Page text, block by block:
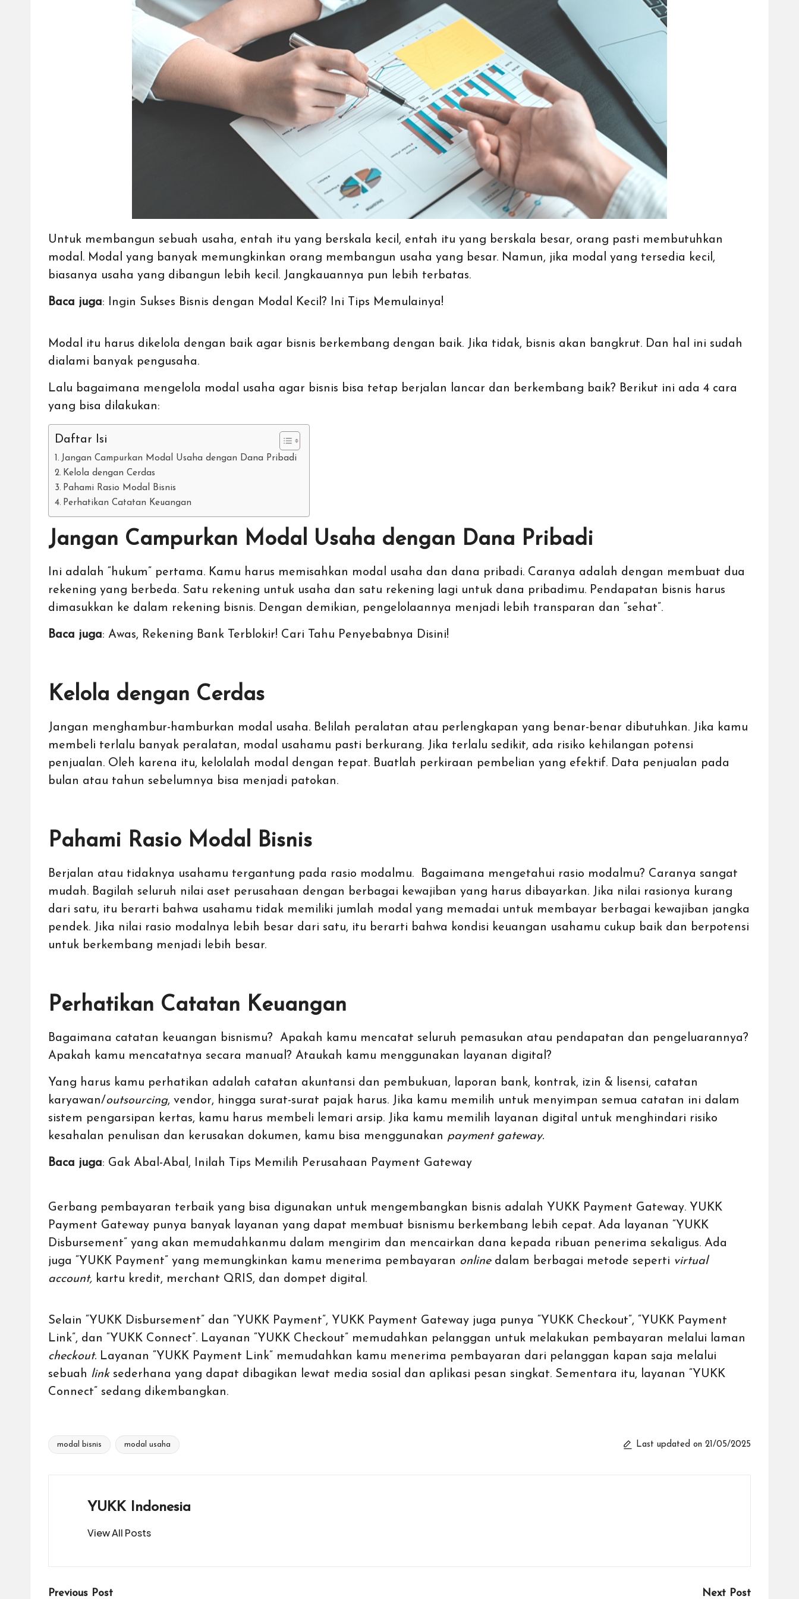
Untuk membangun sebuah usaha, entah itu yang berskala kecil, entah itu yang berskala besar, orang pasti membutuhkan
modal. Modal yang banyak memungkinkan orang membangun usaha yang besar. Namun, jika modal yang tersedia kecil,
biasanya usaha yang dibangun lebih kecil. Jangkauannya pun lebih terbatas.
Baca juga: Ingin Sukses Bisnis dengan Modal Kecil? Ini Tips Memulainya!
Modal itu harus dikelola dengan baik agar bisnis berkembang dengan baik. Jika tidak, bisnis akan bangkrut. Dan hal ini sudah
dialami banyak pengusaha.
Lalu bagaimana mengelola modal usaha agar bisnis bisa tetap berjalan lancar dan berkembang baik? Berikut ini ada 4 cara
yang bisa dilakukan:
Daftar Isi
Jangan Campurkan Modal Usaha dengan Dana Pribadi
Kelola dengan Cerdas
Pahami Rasio Modal Bisnis
Perhatikan Catatan Keuangan
Jangan Campurkan Modal Usaha dengan Dana Pribadi
Ini adalah “hukum” pertama. Kamu harus memisahkan modal usaha dan dana pribadi. Caranya adalah dengan membuat dua
rekening yang berbeda. Satu rekening untuk usaha dan satu rekening lagi untuk dana pribadimu. Pendapatan bisnis harus
dimasukkan ke dalam rekening bisnis. Dengan demikian, pengelolaannya menjadi lebih transparan dan “sehat”.
Baca juga: Awas, Rekening Bank Terblokir! Cari Tahu Penyebabnya Disini!
Kelola dengan Cerdas
Jangan menghambur-hamburkan modal usaha. Belilah peralatan atau perlengkapan yang benar-benar dibutuhkan. Jika kamu
membeli terlalu banyak peralatan, modal usahamu pasti berkurang. Jika terlalu sedikit, ada risiko kehilangan potensi
penjualan. Oleh karena itu, kelolalah modal dengan tepat. Buatlah perkiraan pembelian yang efektif. Data penjualan pada
bulan atau tahun sebelumnya bisa menjadi patokan.
Pahami Rasio Modal Bisnis
Berjalan atau tidaknya usahamu tergantung pada rasio modalmu. Bagaimana mengetahui rasio modalmu? Caranya sangat
mudah. Bagilah seluruh nilai aset perusahaan dengan berbagai kewajiban yang harus dibayarkan. Jika nilai rasionya kurang
dari satu, itu berarti bahwa usahamu tidak memiliki jumlah modal yang memadai untuk membayar berbagai kewajiban jangka
pendek. Jika nilai rasio modalnya lebih besar dari satu, itu berarti bahwa kondisi keuangan usahamu cukup baik dan berpotensi
untuk berkembang menjadi lebih besar.
Perhatikan Catatan Keuangan
Bagaimana catatan keuangan bisnismu? Apakah kamu mencatat seluruh pemasukan atau pendapatan dan pengeluarannya?
Apakah kamu mencatatnya secara manual? Ataukah kamu menggunakan layanan digital?
Yang harus kamu perhatikan adalah catatan akuntansi dan pembukuan, laporan bank, kontrak, izin & lisensi, catatan
karyawan/outsourcing, vendor, hingga surat-surat pajak harus. Jika kamu memilih untuk menyimpan semua catatan ini dalam
sistem pengarsipan kertas, kamu harus membeli lemari arsip. Jika kamu memilih layanan digital untuk menghindari risiko
kesahalan penulisan dan kerusakan dokumen, kamu bisa menggunakan payment gateway.
Baca juga: Gak Abal-Abal, Inilah Tips Memilih Perusahaan Payment Gateway
Gerbang pembayaran terbaik yang bisa digunakan untuk mengembangkan bisnis adalah YUKK Payment Gateway. YUKK
Payment Gateway punya banyak layanan yang dapat membuat bisnismu berkembang lebih cepat. Ada layanan “YUKK
Disbursement” yang akan memudahkanmu dalam mengirim dan mencairkan dana kepada ribuan penerima sekaligus. Ada
juga “YUKK Payment” yang memungkinkan kamu menerima pembayaran online dalam berbagai metode seperti virtual
account, kartu kredit, merchant QRIS, dan dompet digital .
Selain “YUKK Disbursement” dan “YUKK Payment”, YUKK Payment Gateway juga punya “YUKK Checkout”, “YUKK Payment
Link”, dan “YUKK Connect”. Layanan “YUKK Checkout” memudahkan pelanggan untuk melakukan pembayaran melalui laman
checkout. Layanan “YUKK Payment Link” memudahkan kamu menerima pembayaran dari pelanggan kapan saja melalui
sebuah link sederhana yang dapat dibagikan lewat media sosial dan aplikasi pesan singkat. Sementara itu, layanan “YUKK
Connect” sedang dikembangkan.
Tags:
modal bisnis modal usaha Last updated on 21/05/2025
YUKK Indonesia
View All Posts
Previous Post Next Post